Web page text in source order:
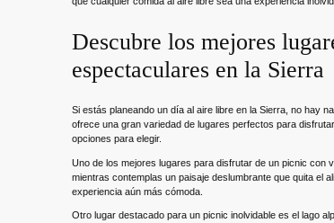
Descubre los mejores
espectaculares en la Sierra
Si estás planeando un día al aire libre en la Sierra, no hay
ofrece una gran variedad de lugares perfectos para
opciones para elegir.
Uno de los mejores lugares para disfrutar de un picnic con
mientras contemplas un paisaje deslumbrante que quita el
experiencia aún más cómoda.
Otro lugar destacado para un picnic inolvidable es el lago